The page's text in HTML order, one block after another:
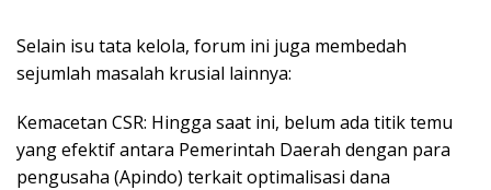
Selain isu tata kelola, forum ini juga membedah
sejumlah masalah krusial lainnya:
Kemacetan CSR: Hingga saat ini, belum ada titik temu
yang efektif antara Pemerintah Daerah dengan para
pengusaha (Apindo) terkait optimalisasi dana